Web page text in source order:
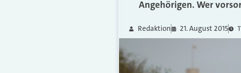
Angehörigen. Wer
Redaktion 21. August 2015